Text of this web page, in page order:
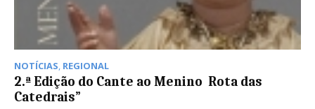
NOTÍCIAS, REGIONAL
2.ª Edição do Cante ao Menino  Rota das
Catedrais”